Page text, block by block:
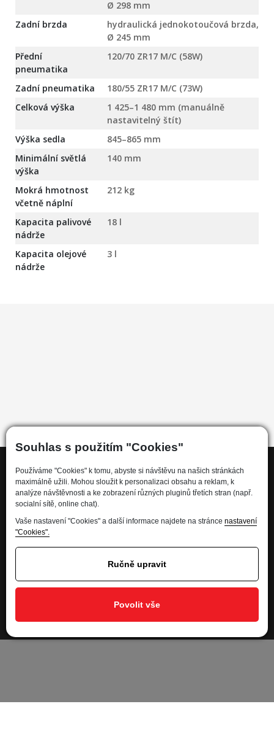
Souhlas s použitím "Cookies"
Používáme "Cookies" k tomu, abyste si návštěvu na našich stránkách
maximálně užili. Mohou sloužit k personalizaci obsahu a reklam, k
analýze návštěvnosti a ke zobrazení různých pluginů třetích stran (např.
socialní sítě, online chat).
Vaše nastavení "Cookies" a další informace najdete na stránce nastavení
"Cookies".
Ručně upravit
Povolit vše
Ø 298 mm
Zadní brzda
hydraulická jednokotoučová brzda,
Ø 245 mm
Přední
pneumatika
120/70 ZR17 M/C (58W)
Zadní pneumatika
180/55 ZR17 M/C (73W)
Celková výška
1 425–1 480 mm (manuálně
nastavitelný štít)
Výška sedla
845–865 mm
Minimální světlá
výška
140 mm
Mokrá hmotnost
včetně náplní
212 kg
Kapacita palivové
nádrže
18 l
Kapacita olejové
nádrže
3 l
Informace
Kdo jsme
Ochrana osobních údajů - GDPR